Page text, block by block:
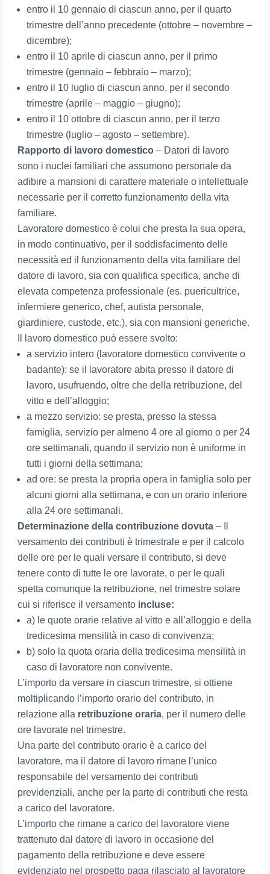
entro il 10 gennaio di ciascun anno, per il quarto
trimestre dell’anno precedente (ottobre – novembre –
dicembre);
entro il 10 aprile di ciascun anno, per il primo
trimestre (gennaio – febbraio – marzo);
entro il 10 luglio di ciascun anno, per il secondo
trimestre (aprile – maggio – giugno);
entro il 10 ottobre di ciascun anno, per il terzo
trimestre (luglio – agosto – settembre).
Rapporto di lavoro domestico – Datori di lavoro
sono i nuclei familiari che assumono personale da
adibire a mansioni di carattere materiale o intellettuale
necessarie per il corretto funzionamento della vita
familiare.
Lavoratore domestico è colui che presta la sua opera,
in modo continuativo, per il soddisfacimento delle
necessità ed il funzionamento della vita familiare del
datore di lavoro, sia con qualifica specifica, anche di
elevata competenza professionale (es. puericultrice,
infermiere generico, chef, autista personale,
giardiniere, custode, etc.), sia con mansioni generiche.
Il lavoro domestico può essere svolto:
a servizio intero (lavoratore domestico convivente o
badante): se il lavoratore abita presso il datore di
lavoro, usufruendo, oltre che della retribuzione, del
vitto e dell’alloggio;
a mezzo servizio: se presta, presso la stessa
famiglia, servizio per almeno 4 ore al giorno o per 24
ore settimanali, quando il servizio non è uniforme in
tutti i giorni della settimana;
ad ore: se presta la propria opera in famiglia solo per
alcuni giorni alla settimana, e con un orario inferiore
alla 24 ore settimanali.
Determinazione della contribuzione dovuta – Il
versamento dei contributi è trimestrale e per il calcolo
delle ore per le quali versare il contributo, si deve
tenere conto di tutte le ore lavorate, o per le quali
spetta comunque la retribuzione, nel trimestre solare
cui si riferisce il versamento incluse:
a) le quote orarie relative al vitto e all’alloggio e della
tredicesima mensilità in caso di convivenza;
b) solo la quota oraria della tredicesima mensilità in
caso di lavoratore non convivente.
L’importo da versare in ciascun trimestre, si ottiene
moltiplicando l’importo orario del contributo, in
relazione alla retribuzione oraria, per il numero delle
ore lavorate nel trimestre.
Una parte del contributo orario è a carico del
lavoratore, ma il datore di lavoro rimane l’unico
responsabile del versamento dei contributi
previdenziali, anche per la parte di contributi che resta
a carico del lavoratore.
L’importo che rimane a carico del lavoratore viene
trattenuto dal datore di lavoro in occasione del
pagamento della retribuzione e deve essere
evidenziato nel prospetto paga rilasciato al lavoratore